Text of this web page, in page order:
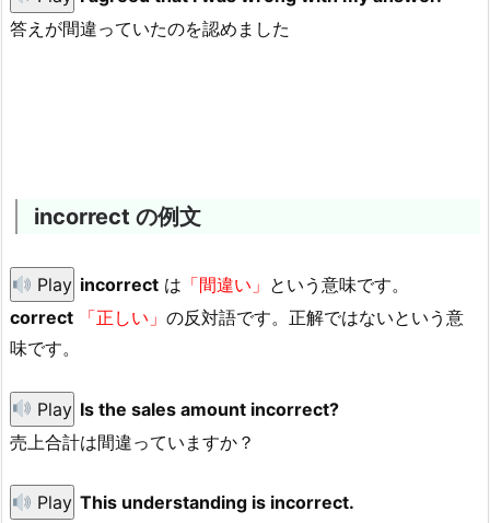
答えが間違っていたのを認めました
incorrect の例文
Play incorrect は 「間違い」 という意味です。
correct
「正しい」 の反対語です。正解ではないという意
味です。
Play Is the sales amount incorrect?
売上合計は間違っていますか？
Play This understanding is incorrect.